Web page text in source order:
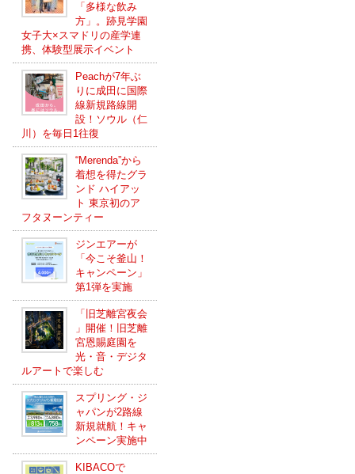
「多様な飲み
方」。跡見学園
女子大×スマドリの産学連
携、体験型展示イベント
Peachが7年ぶ
りに成田に国際
線新規路線開
設！ソウル（仁
川）を毎日1往復
“Merenda”から
着想を得たグラ
ンド ハイアッ
ト 東京初のア
フタヌーンティー
ジンエアーが
「今こそ釜山！
キャンペーン」
第1弾を実施
「旧芝離宮夜会
」開催！旧芝離
宮恩賜庭園を
光・音・デジタ
ルアートで楽しむ
スプリング・ジ
ャパンが2路線
新規就航！キャ
ンペーン実施中
KIBACOで